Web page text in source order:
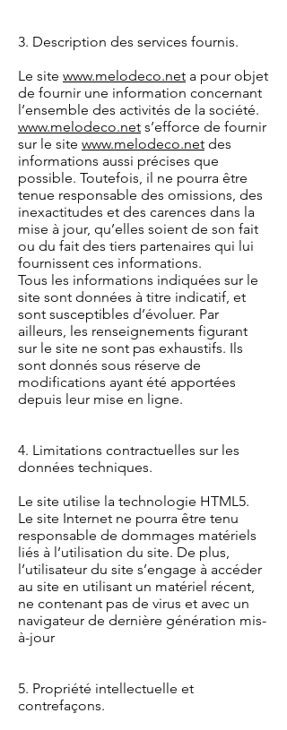
3. Description des services fournis.
Le site www.melodeco.net a pour objet
de fournir une information concernant
l’ensemble des activités de la société.
www.melodeco.net s’efforce de fournir
sur le site www.melodeco.net des
informations aussi précises que
possible. Toutefois, il ne pourra être
tenue responsable des omissions, des
inexactitudes et des carences dans la
mise à jour, qu’elles soient de son fait
ou du fait des tiers partenaires qui lui
fournissent ces informations.
Tous les informations indiquées sur le
site sont données à titre indicatif, et
sont susceptibles d’évoluer. Par
ailleurs, les renseignements figurant
sur le site ne sont pas exhaustifs. Ils
sont donnés sous réserve de
modifications ayant été apportées
depuis leur mise en ligne.
4. Limitations contractuelles sur les
données techniques.
Le site utilise la technologie HTML5.
Le site Internet ne pourra être tenu
responsable de dommages matériels
liés à l’utilisation du site. De plus,
l’utilisateur du site s’engage à accéder
au site en utilisant un matériel récent,
ne contenant pas de virus et avec un
navigateur de dernière génération mis-
à-jour
5. Propriété intellectuelle et
contrefaçons.